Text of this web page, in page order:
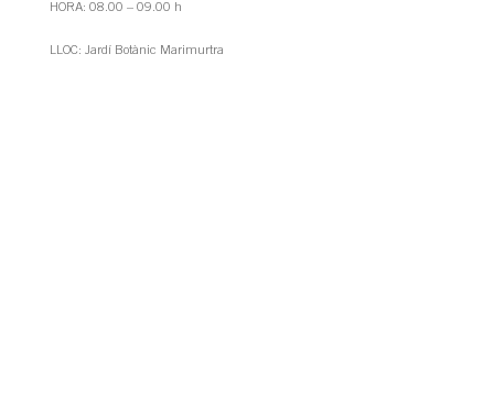
HORA: 08.00 – 09.00 h
LLOC: Jardí Botànic Marimurtra